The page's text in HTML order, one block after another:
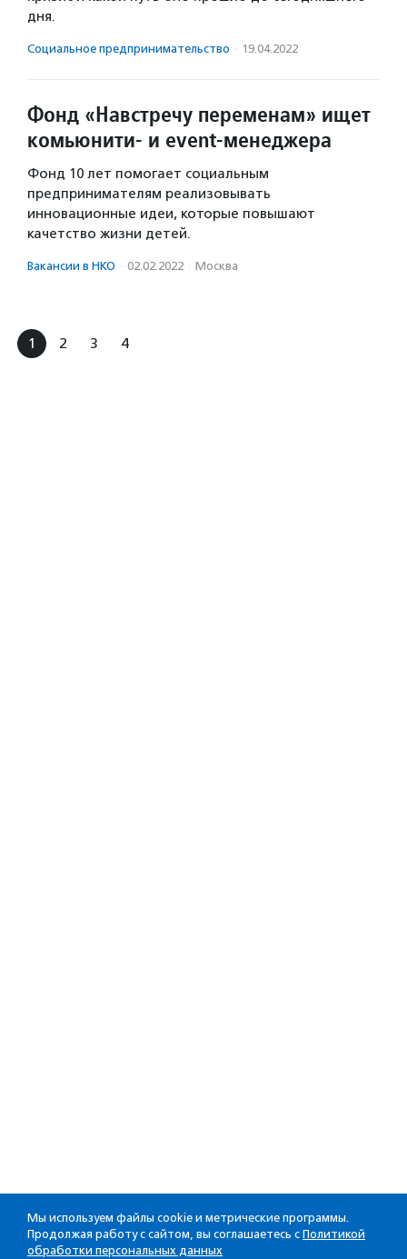
дня.
Социальное предпри­нима­тель­ство · 19.04.2022
Фонд «Навстречу переменам» ищет
комьюнити- и event-менеджера
Фонд 10 лет помогает социальным
предпринимателям реализовывать
инновационные идеи, которые повышают
качетство жизни детей.
Вакансии в НКО · 02.02.2022 · Москва
1 2 3 4
Мы используем файлы cookie и метрические программы.
Продолжая работу с сайтом, вы соглашаетесь с Политикой
обработки персональных данных